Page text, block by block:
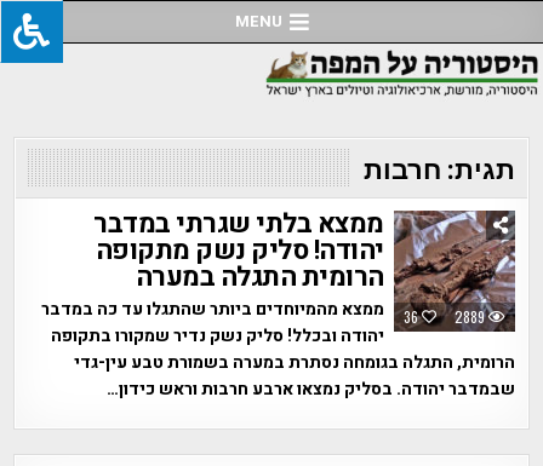
to
content
MENU
תגית: חרבות
36 2889
ממצא בלתי שגרתי במדבר
יהודה! סליק נשק מתקופה
הרומית התגלה במערה
ממצא מהמיוחדים ביותר שהתגלו עד כה במדבר
יהודה ובכלל! סליק נשק נדיר שמקורו בתקופה
הרומית, התגלה בגומחה נסתרת במערה בשמורת טבע עין-גדי
שבמדבר יהודה. בסליק נמצאו ארבע חרבות וראש כידון…